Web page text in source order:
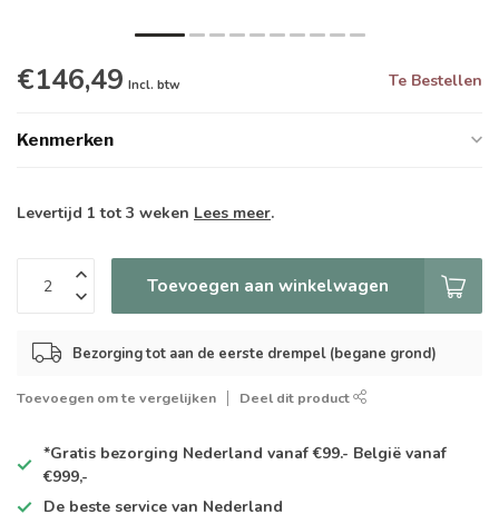
€146,49 Incl. btw Te Bestellen
Kenmerken
Levertijd 1 tot 3 weken Lees meer.
Toevoegen aan winkelwagen
Bezorging tot aan de eerste drempel (begane grond)
Toevoegen om te vergelijken Deel dit product
*Gratis bezorging Nederland vanaf €99.- België vanaf
€999,-
De beste service van Nederland